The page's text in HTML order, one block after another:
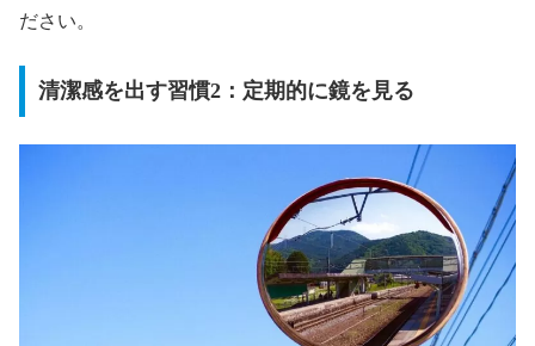
ださい。
清潔感を出す習慣2：定期的に鏡を見る